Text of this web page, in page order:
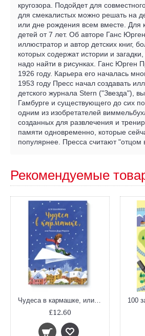
кругозора. Подойдет для
для смекалистых можно решать на
или дне рождения всем вместе. Для
детей от 7 лет. Об авторе Ганс
иллюстратор и автор детских книг,
которых содержат истории и
надо найти в рисунках. Ганс Юрген
1926 году. Карьера его началась
1953 году Пресс начал создавать
детского журнала Stern ("Звезда"),
Гамбурге и существующего до сих
одним из изобретателей
созданных для развлечения и
памяти одновременно, которые
популярнее. Пресса считают "отцом
Рекомендуемые
£12.60